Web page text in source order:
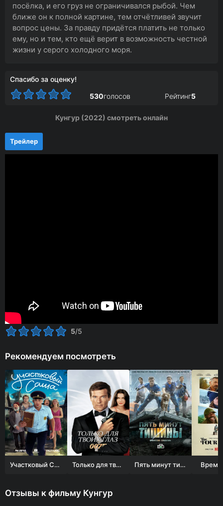
посёлка, и его груз не ограничивался рыбой. Чем
ближе он к полной картине, тем отчётливей звучит
вопрос цены. За правду придётся платить не только
ему, но и тем, кто ещё верит в возможность честной
жизни у серого холодного моря.
Спасибо за оценку!
530голосов Рейтинг5
Кунгур (2022) смотреть онлайн
Трейлер
5/5
Рекомендуем посмотреть
Участковый Саша Только для твоих глаз Пять минут тишины
Отзывы к фильму Кунгур